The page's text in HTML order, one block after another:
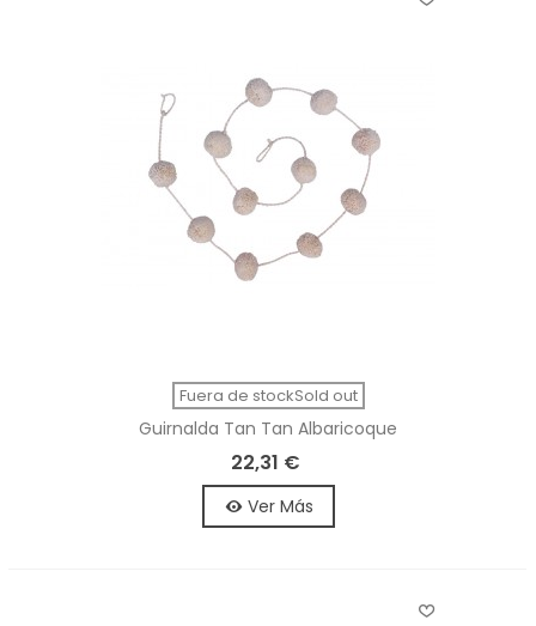
Fuera de stockSold out
Guirnalda Tan Tan Albaricoque
22,31 €
Ver Más